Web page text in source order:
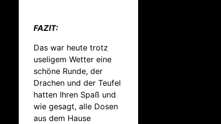
FAZIT:
Das war heute trotz
useligem Wetter eine
schöne Runde, der
Drachen und der Teufel
hatten Ihren Spaß und
wie gesagt, alle Dosen
aus dem Hause